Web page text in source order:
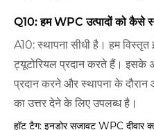
Q10: हम WPC उत्पादों को कैसे
A10: स्थापना सीधी है। हम
ट्यूटोरियल प्रदान करते हैं। इसके
प्रदान करने और स्थापना के दौरान
का उत्तर देने के लिए उपलब्ध है।
हॉट टैग: इनडोर सजावट WPC दीवार